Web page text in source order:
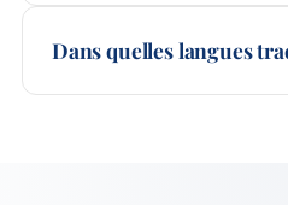
Dans quelles langues